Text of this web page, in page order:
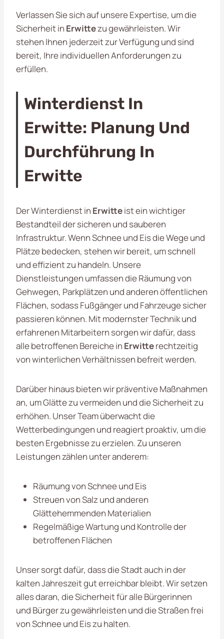
Verlassen Sie sich auf unsere Expertise, um die
Sicherheit in Erwittezu gewährleisten. Wir
stehen Ihnen jederzeit zur Verfügung und sind
bereit, Ihre individuellen Anforderungen zu
erfüllen.
Winterdienst In
Erwitte: Planung Und
Durchführung In
Erwitte
Der Winterdienst in Erwitteist ein wichtiger
Bestandteil der sicheren und sauberen
Infrastruktur. Wenn Schnee und Eis die Wege und
Plätze bedecken, stehen wir bereit, um schnell
und effizient zu handeln. Unsere
Dienstleistungen umfassen die Räumung von
Gehwegen, Parkplätzen und anderen öffentlichen
Flächen, sodass Fußgänger und Fahrzeuge sicher
passieren können. Mit modernster Technik und
erfahrenen Mitarbeitern sorgen wir dafür, dass
alle betroffenen Bereiche in Erwitterechtzeitig
von winterlichen Verhältnissen befreit werden.
Darüber hinaus bieten wir präventive Maßnahmen
an, um Glätte zu vermeiden und die Sicherheit zu
erhöhen. Unser Team überwacht die
Wetterbedingungen und reagiert proaktiv, um die
besten Ergebnisse zu erzielen. Zu unseren
Leistungen zählen unter anderem:
Räumung von Schnee und Eis
Streuen von Salz und anderen
Glättehemmenden Materialien
Regelmäßige Wartung und Kontrolle der
betroffenen Flächen
Unser sorgt dafür, dass die Stadt auch in der
kalten Jahreszeit gut erreichbar bleibt. Wir setzen
alles daran, die Sicherheit für alle Bürgerinnen
und Bürger zu gewährleisten und die Straßen frei
von Schnee und Eis zu halten.